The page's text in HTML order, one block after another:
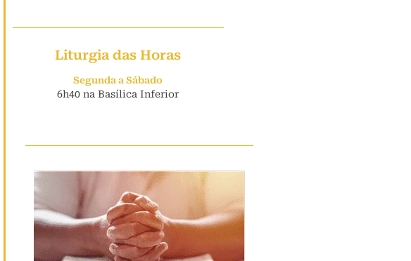
Liturgia das Horas
Segunda a Sábado
6h40 na Basílica Inferior